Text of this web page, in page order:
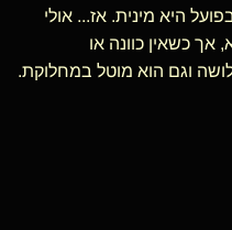
היא מינית. אז... אולי
אך כשאין כוונה או
וגם הוא מוטל במחלוקת.